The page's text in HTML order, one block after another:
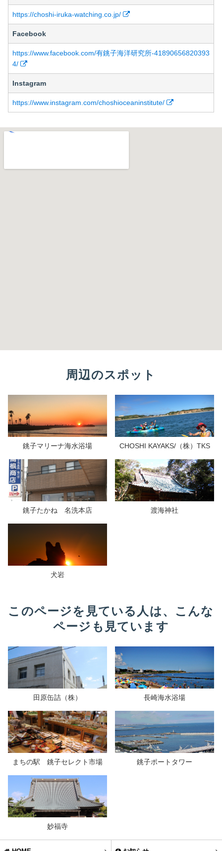
https://choshi-iruka-watching.co.jp/
Facebook
https://www.facebook.com/有銚子海洋研究所-41890656820393
4/
Instagram
https://www.instagram.com/choshioceaninstitute/
周辺のスポット
銚子マリーナ海水浴場 CHOSHI KAYAKS/（株）TKS
銚子たかね 名洗本店 渡海神社
犬岩
このページを見ている人は、こんな
ページも見ています
田原缶詰（株） 長崎海水浴場
まちの駅 銚子セレクト市場 銚子ポートタワー
妙福寺